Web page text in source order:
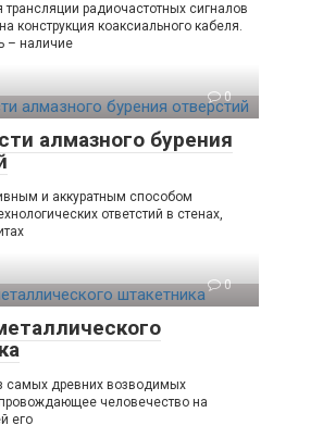
радиочастотных сигналов
конструкция коаксиального кабеля.
– наличие
0
алмазного бурения
и аккуратным способом
ответстий в стенах,
0
самых древних возводимых
человечество на
его